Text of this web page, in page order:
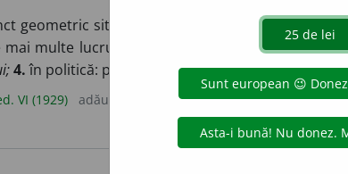
geometric situat la egală distanță de toate
multe lucruri se întrunesc si ating cea mai
4.în politică: partea unei adunări legislative
VI (1929) adăugată de blaurb. acțiuni